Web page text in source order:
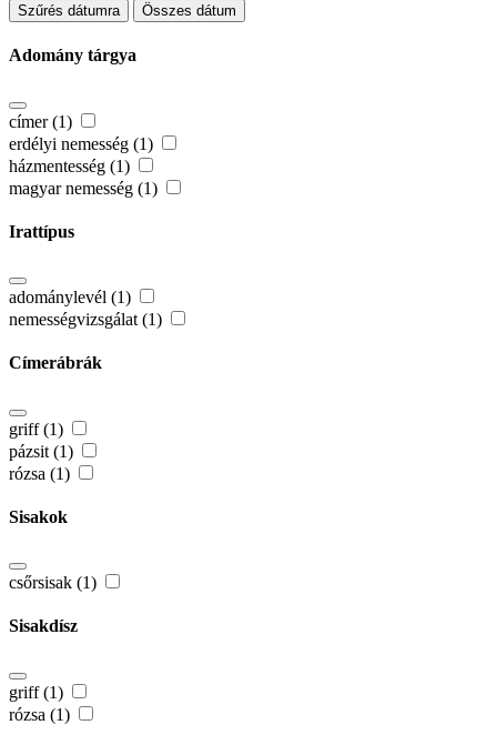
Szűrés dátumra Összes dátum
Adomány tárgya
címer (1)
erdélyi nemesség (1)
házmentesség (1)
magyar nemesség (1)
Irattípus
adománylevél (1)
nemességvizsgálat (1)
Címerábrák
griff (1)
pázsit (1)
rózsa (1)
Sisakok
csőrsisak (1)
Sisakdísz
griff (1)
rózsa (1)